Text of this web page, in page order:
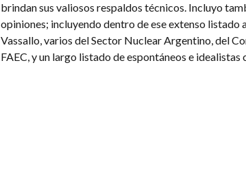
brindan sus valiosos respaldos técnicos. Incluyo
opiniones; incluyendo dentro de ese extenso
Vassallo, varios del Sector Nuclear Argentino, del
FAEC, y un largo listado de espontáneos e